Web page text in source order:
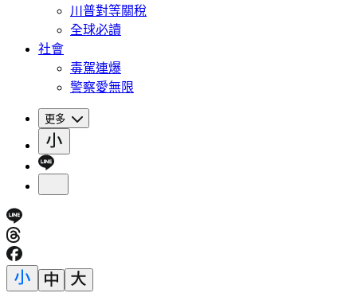
川普對等關稅
全球必讀
社會
毒駕連爆
警察愛無限
更多